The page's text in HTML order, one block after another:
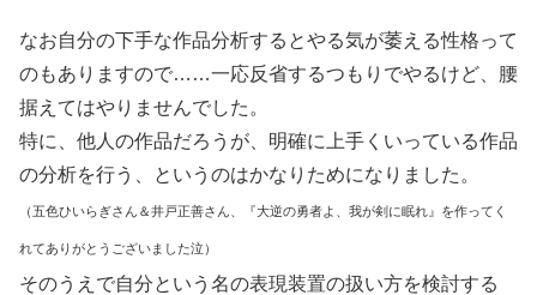
なお自分の下手な作品分析するとやる気が萎える性格って
のもありますので……一応反省するつもりでやるけど、腰
据えてはやりませんでした。
特に、他人の作品だろうが、明確に上手くいっている作品
の分析を行う、というのはかなりためになりました。
（五色ひいらぎさん＆井戸正善さん、『大逆の勇者よ、我が剣に眠れ』を作ってく
れてありがとうございました泣）
そのうえで自分という名の表現装置の扱い方を検討する